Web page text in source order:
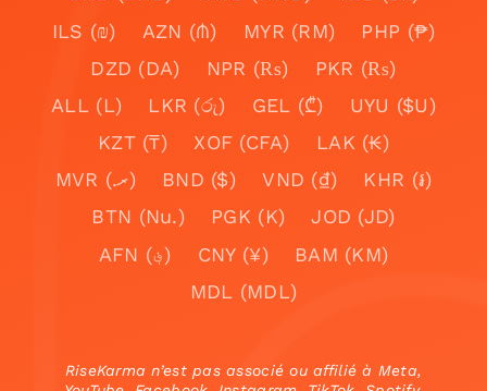
ILS (₪)
AZN (₼) MYR (RM)
PHP (₱)
DZD (DA)
NPR (₨)
PKR (₨)
ALL (L)
LKR (රු) GEL (₾)
UYU ($U)
KZT (₸)
XOF (CFA)
LAK (₭)
MVR (.ރ)
BND ($) VND (₫)
KHR (៛)
BTN (Nu.)
PGK (K)
JOD (JD)
AFN (؋)
CNY (¥)
BAM (KM)
MDL (MDL)
RiseKarma n’est pas associé ou affilié à Meta,